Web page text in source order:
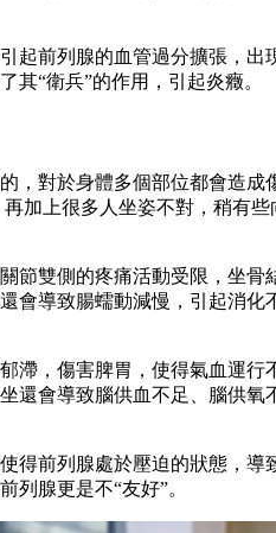
起前列腺的血管過分擴張，
其“衛兵”的作用，引起炎癥。
，對於身體多個部位都會造
加上很多人坐姿不對，稍有
節雙側的疼痛活動受限，坐
會導致腸蠕動減慢，引起消
滯，傷害脾胃，使得氣血運
還會導致腦供血不足、腦供
得前列腺處於壓迫的狀態，
列腺更是不“友好”。